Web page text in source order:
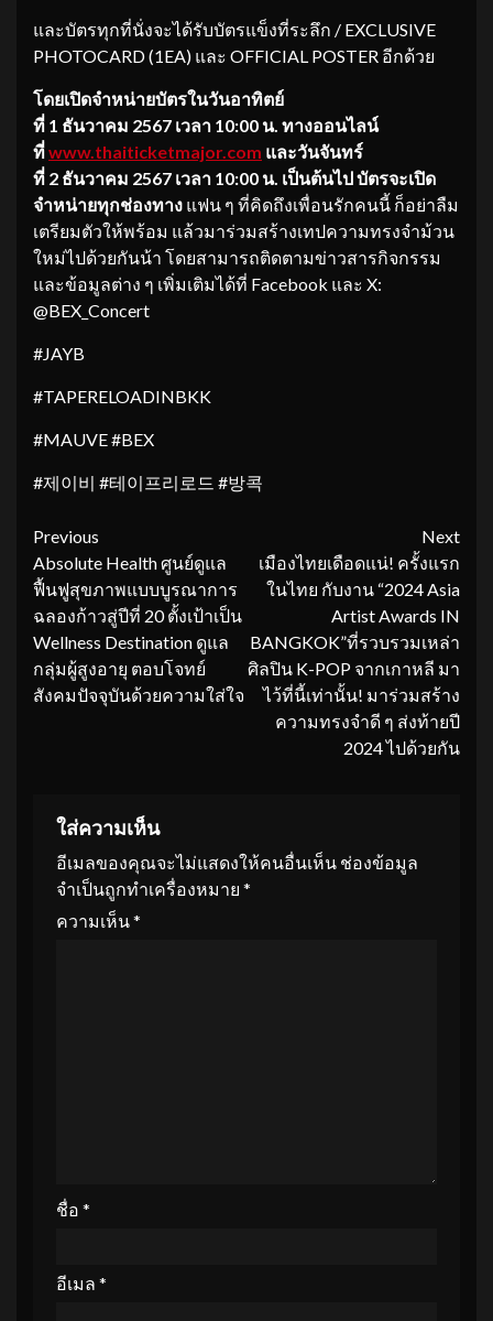
และบัตรทุกที่นั่งจะได้รับบัตรแข็งที่ระลึก / EXCLUSIVE
PHOTOCARD (1EA) และ OFFICIAL POSTER อีกด้วย
โดยเปิดจำหน่ายบัตรในวันอาทิตย์
ที่ 1 ธันวาคม 2567 เวลา 10:00 น. ทางออนไลน์
ที่www.thaiticketmajor.com และวันจันทร์
ที่ 2 ธันวาคม 2567 เวลา 10:00 น. เป็นต้นไปบัตรจะเปิด
จำหน่ายทุกช่องทาง แฟน ๆ ที่คิดถึงเพื่อนรักคนนี้ ก็อย่าลืม
เตรียมตัวให้พร้อม แล้วมาร่วมสร้างเทปความทรงจำม้วน
ใหม่ไปด้วยกันน้า โดยสามารถติดตามข่าวสารกิจกรรม
และข้อมูลต่าง ๆ เพิ่มเติมได้ที่ Facebook และ X:
@BEX_Concert
#JAYB
#TAPERELOADINBKK
#MAUVE #BEX
#제이비 #테이프리로드 #방콕
Continue
Reading
Previous
Absolute Health ศูนย์ดูแล
ฟื้นฟูสุขภาพแบบบูรณาการ
ฉลองก้าวสู่ปีที่ 20 ตั้งเป้าเป็น
Wellness Destination ดูแล
กลุ่มผู้สูงอายุ ตอบโจทย์
สังคมปัจจุบันด้วยความใส่ใจ
Next
เมืองไทยเดือดแน่! ครั้งแรก
ในไทย กับงาน “2024 Asia
Artist Awards IN
BANGKOK”ที่รวบรวมเหล่า
ศิลปิน K-POP จากเกาหลี มา
ไว้ที่นี้เท่านั้น! มาร่วมสร้าง
ความทรงจำดี ๆ ส่งท้ายปี
2024 ไปด้วยกัน
ใส่ความเห็น
อีเมลของคุณจะไม่แสดงให้คนอื่นเห็น ช่องข้อมูล
จำเป็นถูกทำเครื่องหมาย *
ความเห็น*
ชื่อ *
อีเมล *